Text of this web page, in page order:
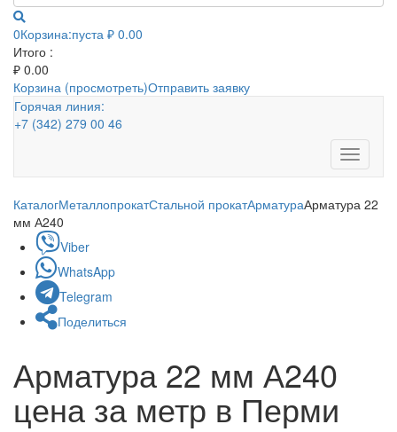
0Корзина:пуста ₽ 0.00
Итого :
₽ 0.00
Корзина (просмотреть)Отправить заявку
Горячая линия:
+7 (342) 279 00 46
Toggle
КаталогМеталлопрокатСтальной прокатАрматураАрматура 22
мм А240
Viber
WhatsApp
Telegram
Поделиться
Арматура 22 мм А240
цена за метр в Перми